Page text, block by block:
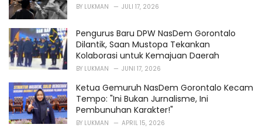
BY LUKMAN JULI 17, 2026
Pengurus Baru DPW NasDem Gorontalo
Dilantik, Saan Mustopa Tekankan
Kolaborasi untuk Kemajuan Daerah
BY LUKMAN JUNI 17, 2026
Ketua Gemuruh NasDem Gorontalo Kecam
Tempo: "Ini Bukan Jurnalisme, Ini
Pembunuhan Karakter!"
BY LUKMAN APRIL 15, 2026